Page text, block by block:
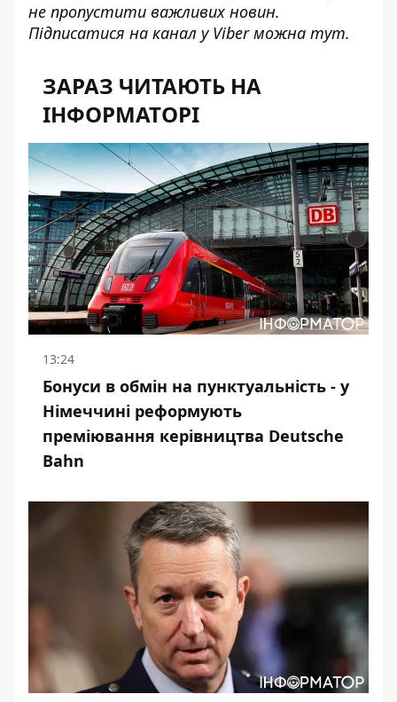
не пропустити важливих новин.
Підписатися на канал у Viber можна тут.
ЗАРАЗ ЧИТАЮТЬ НА
ІНФОРМАТОРІ
13:24
Бонуси в обмін на пунктуальність - у
Німеччині реформують
преміювання керівництва Deutsche
Bahn